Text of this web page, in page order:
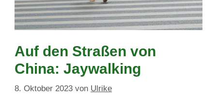
Auf den Straßen von
China: Jaywalking
8. Oktober 2023 von Ulrike